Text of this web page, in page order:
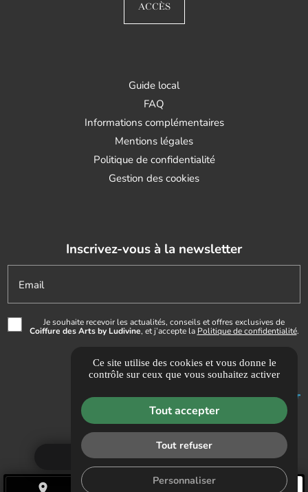
place
Demande de RDV
ACCÈS
Guide local
FAQ
Informations complémentaires
Mentions légales
Politique de confidentialité
Gestion des cookies
Inscrivez-vous à la newsletter
Email
Je souhaite recevoir les actualités, conseils et offres exclusives de
Coiffure des Arts by Ludivine, et j’accepte la Politique de confidentialité.
Ce site utilise des cookies et vous donne le
contrôle sur ceux que vous souhaitez activer
Tout accepter
Tout refuser
Personnaliser